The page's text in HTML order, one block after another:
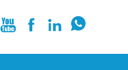
   